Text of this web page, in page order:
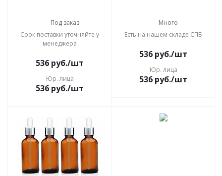
Под заказ
Срок поставки уточняйте у
менеджера
536 руб./шт
Юр. лица
536 руб./шт
голд
Много
Есть на нашем складе СПБ
536 руб./шт
Юр. лица
536 руб./шт